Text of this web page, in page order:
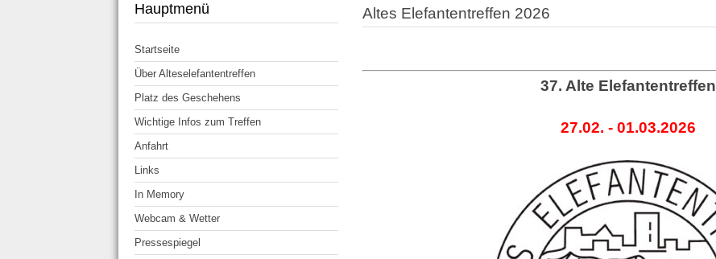
Hauptmenü
Startseite
Über Alteselefantentreffen
Platz des Geschehens
Wichtige Infos zum Treffen
Anfahrt
Links
In Memory
Webcam & Wetter
Pressespiegel
Altes Elefantentreffen 2026
37. Alte Elefantentreffen
27.02. - 01.03.2026